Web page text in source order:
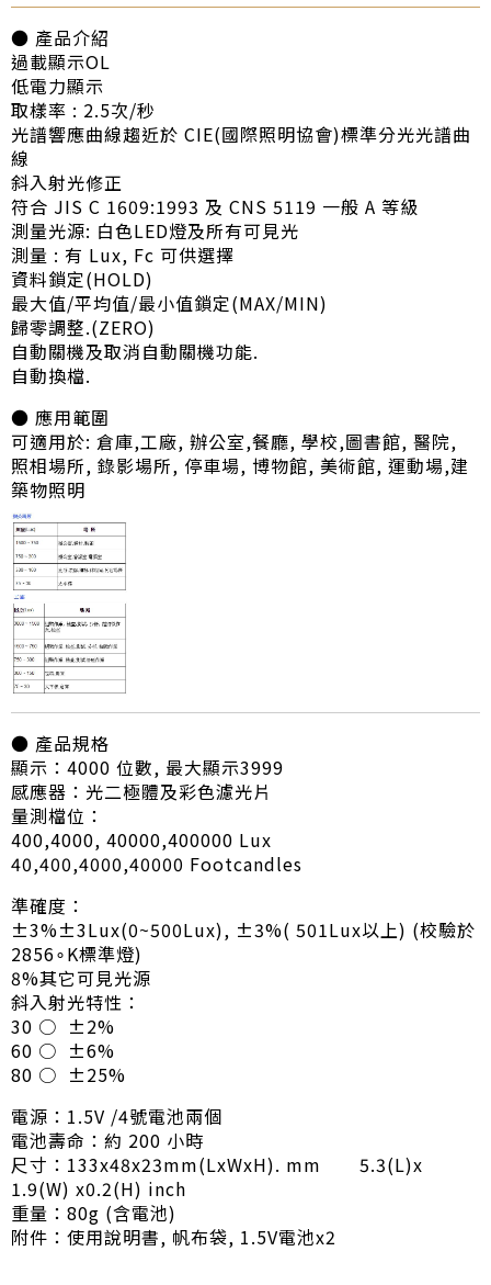
● 產品介紹
過載顯示OL
低電力顯示
取樣率 : 2.5次/秒
光譜響應曲線趨近於 CIE(國際照明協會)標準分光光譜曲
線
斜入射光修正
符合 JIS C 1609:1993 及 CNS 5119 一般 A 等級
測量光源: 白色LED燈及所有可見光
測量 : 有 Lux, Fc 可供選擇
資料鎖定(HOLD)
最大值/平均值/最小值鎖定(MAX/MIN)
歸零調整.(ZERO)
自動關機及取消自動關機功能.
自動換檔.
● 應用範圍
可適用於: 倉庫,工廠, 辦公室,餐廳, 學校,圖書館, 醫院,
照相場所, 錄影場所, 停車場, 博物館, 美術館, 運動場,建
築物照明
● 產品規格
顯示：4000 位數, 最大顯示3999
感應器：光二極體及彩色濾光片
量測檔位：
400,4000, 40000,400000 Lux
40,400,4000,40000 Footcandles
準確度：
±3%±3Lux(0~500Lux), ±3%( 501Lux以上) (校驗於
2856∘K標準燈)
8%其它可見光源
斜入射光特性：
30 ○ ±2%
60 ○ ±6%
80 ○ ±25%
電源：1.5V /4號電池兩個
電池壽命：約 200 小時
尺寸：133x48x23mm(LxWxH). mm 5.3(L)x
1.9(W) x0.2(H) inch
重量：80g (含電池)
附件：使用說明書, 帆布袋, 1.5V電池x2